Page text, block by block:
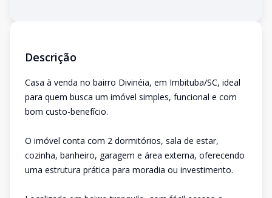
Descrição
Casa à venda no bairro Divinéia, em Imbituba/SC, ideal
para quem busca um imóvel simples, funcional e com
bom custo-benefício.
O imóvel conta com 2 dormitórios, sala de estar,
cozinha, banheiro, garagem e área externa, oferecendo
uma estrutura prática para moradia ou investimento.